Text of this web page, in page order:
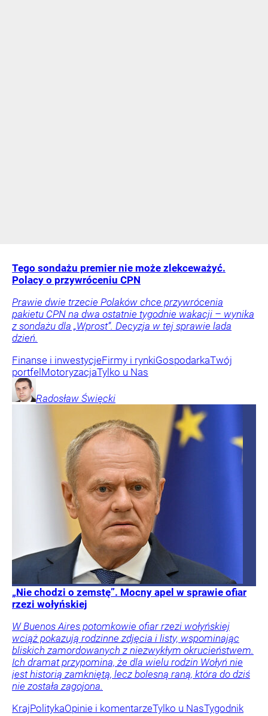
Tego sondażu premier nie może zlekceważyć.
Polacy o przywróceniu CPN
Prawie dwie trzecie Polaków chce przywrócenia
pakietu CPN na dwa ostatnie tygodnie wakacji – wynika
z sondażu dla „Wprost”. Decyzja w tej sprawie lada
dzień.
Finanse i inwestycjeFirmy i rynkiGospodarkaTwój
portfel MotoryzacjaTylko u Nas
Radosław Święcki
„Nie chodzi o zemstę”. Mocny apel w sprawie ofiar
rzezi wołyńskiej
W Buenos Aires potomkowie ofiar rzezi wołyńskiej
wciąż pokazują rodzinne zdjęcia i listy, wspominając
bliskich zamordowanych z niezwykłym okrucieństwem.
Ich dramat przypomina, że dla wielu rodzin Wołyń nie
jest historią zamkniętą, lecz bolesną raną, która do dziś
nie została zagojona.
KrajPolitykaOpinie i komentarzeTylko u NasTygodnik